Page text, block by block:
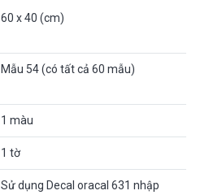
60 x 40 (cm)
Mẫu 54 (có tất cả 60 mẫu)
1 màu
1 tờ
Sử dụng Decal oracal 631 nhập